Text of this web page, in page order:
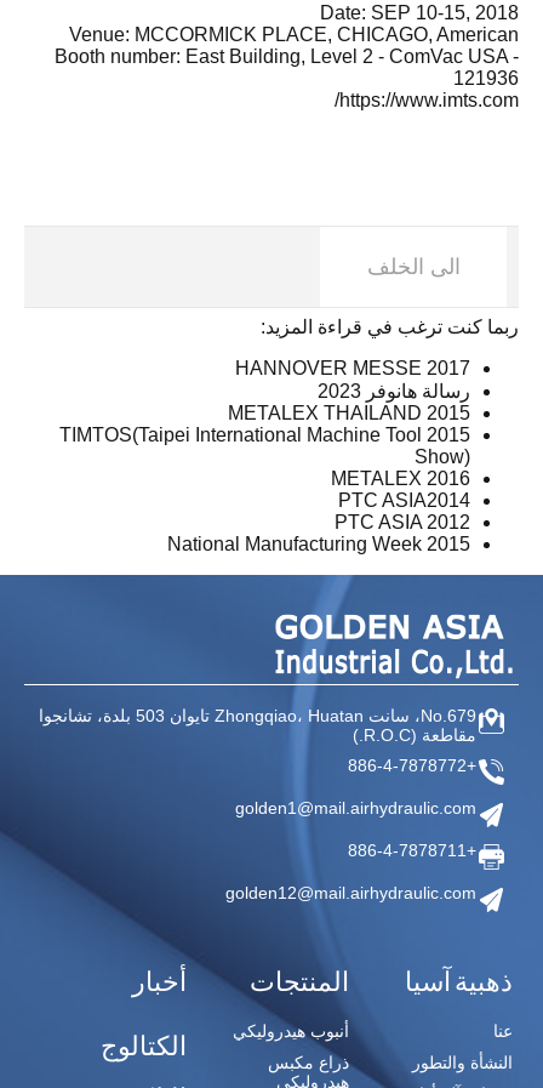
Date: SEP 10-15, 2018
Venue: MCCORMICK PLACE, CHICAGO, American
Booth number: East Building, Level 2 - ComVac USA -
121936
https://www.imts.com/
الى الخلف
ربما كنت ترغب في قراءة المزيد:
2017 HANNOVER MESSE
رسالة هانوفر 2023
METALEX THAILAND 2015
2015 TIMTOS(Taipei International Machine Tool
Show)
METALEX 2016
PTC ASIA2014
PTC ASIA 2012
National Manufacturing Week 2015
No.679، سانت Zhongqiao، Huatan تايوان
503 بلدة، تشانجوا
مقاطعة (R.O.C.)
+886-4-7878772
golden1@mail.airhydraulic.com
+886-4-7878711
golden12@mail.airhydraulic.com
ذهبية آسيا
عنا
النشأة والتطور
المنتجات
أنبوب هيدروليكي
ذراع مكبس
هيدروليكي
أخبار
الكتالوج